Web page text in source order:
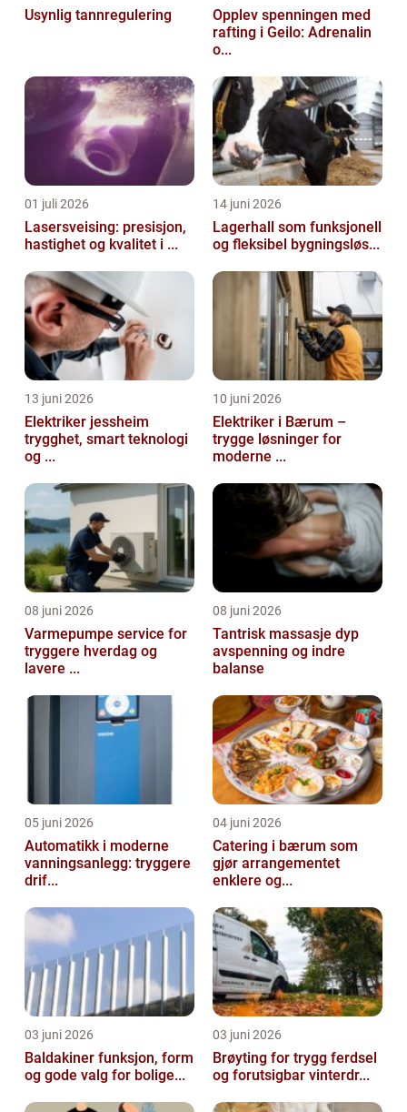
Usynlig tannregulering
Opplev spenningen med
rafting i Geilo: Adrenalin
o...
01 juli 2026
Lasersveising: presisjon,
hastighet og kvalitet i ...
14 juni 2026
Lagerhall som funksjonell
og fleksibel bygningsløs...
13 juni 2026
Elektriker jessheim
trygghet, smart teknologi
og ...
10 juni 2026
Elektriker i Bærum –
trygge løsninger for
moderne ...
08 juni 2026
Varmepumpe service for
tryggere hverdag og
lavere ...
08 juni 2026
Tantrisk massasje dyp
avspenning og indre
balanse
05 juni 2026
Automatikk i moderne
vanningsanlegg: tryggere
drif...
04 juni 2026
Catering i bærum som
gjør arrangementet
enklere og...
03 juni 2026
Baldakiner funksjon, form
og gode valg for bolige...
03 juni 2026
Brøyting for trygg ferdsel
og forutsigbar vinterdr...